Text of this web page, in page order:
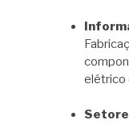
elétrico